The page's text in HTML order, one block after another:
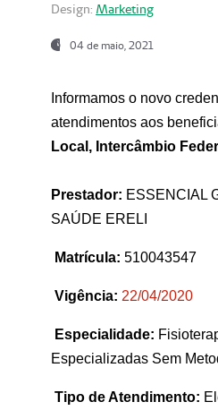
Design: Marketing
04 de maio, 2021
Informamos o novo
atendimentos aos
Local, Intercâmbio
Prestador: ESSENCIAL
SAÚDE ERELI
Matrícula: 510043547
Vigência: 22/04/2020
Especialidade:
Especializadas Sem
Tipo de Atendimento: